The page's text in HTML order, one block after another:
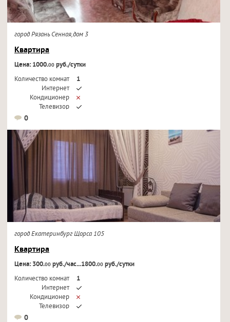
город Рязань Сенная,дом 3
Квартира
Цена: 1000.00руб./сутки
Количество комнат
1
Интернет
Кондиционер
Телевизор
0
город Екатеринбург Щорса 105
Квартира
Цена: 300.00руб./час...1800.00руб./сутки
Количество комнат
1
Интернет
Кондиционер
Телевизор
0